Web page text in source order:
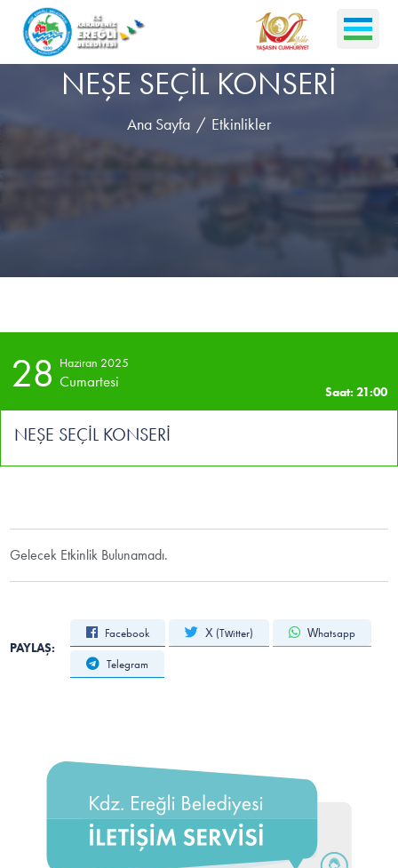
NEŞE SEÇİL KONSERİ
Ana Sayfa Etkinlikler
28 Haziran 2025
Cumartesi
Saat: 21:00
NEŞE SEÇİL KONSERİ
Gelecek Etkinlik Bulunamadı.
PAYLAŞ:
Facebook X (Twitter) Whatsapp
Telegram